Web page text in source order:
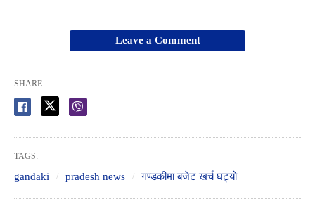
Leave a Comment
SHARE
TAGS:
gandaki pradesh news गण्डकीमा बजेट खर्च घट्यो